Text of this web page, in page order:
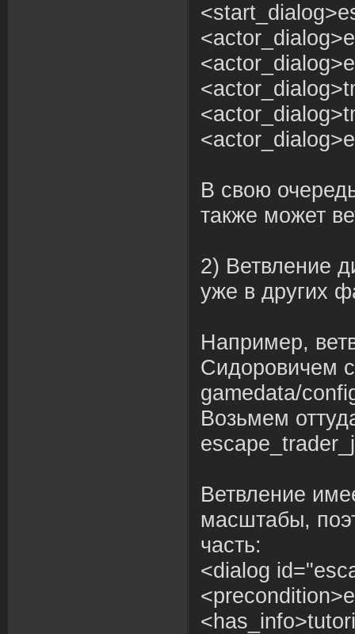
В свою
также может
2) Ветвление
уже в других
Например,
Сидоровичем
gamedata/
Возьмем
Ветвление
масштабы,
часть:
<dialog